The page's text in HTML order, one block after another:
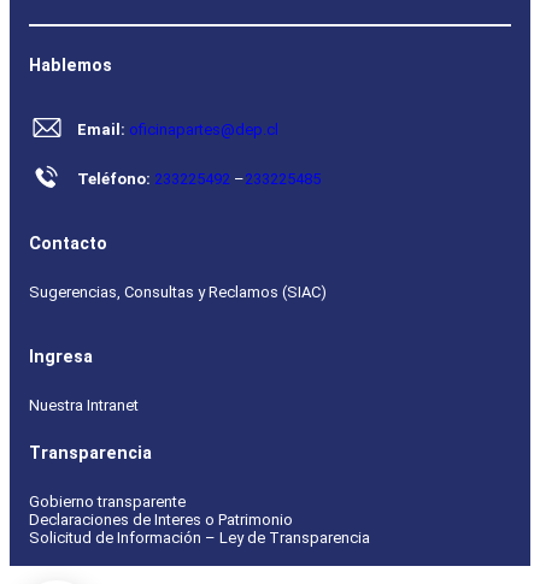
Hablemos
Email: oficinapartes@dep.cl
Teléfono: 233225492 –233225485
Contacto
Sugerencias, Consultas y Reclamos (SIAC)
Ingresa
Nuestra Intranet
Transparencia
Gobierno transparente
Declaraciones de Interes o Patrimonio
Solicitud de Información – Ley de Transparencia